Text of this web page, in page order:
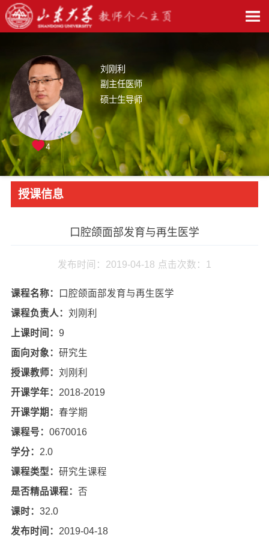
刘刚利
副主任医师
硕士生导师
4
授课信息
口腔颌面部发育与再生医学
发布时间：2019-04-18 点击次数： 1
课程名称：
口腔颌面部发育与再生医学
课程负责人： 刘刚利
上课时间： 9
面向对象： 研究生
授课教师： 刘刚利
开课学年： 2018-2019
开课学期： 春学期
课程号： 0670016
学分： 2.0
课程类型： 研究生课程
是否精品课程： 否
课时： 32.0
发布时间： 2019-04-18